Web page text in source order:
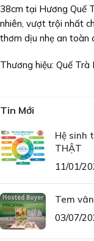
38cm tại Hương Quế
nhiên, vượt trội nhất
thơm dịu nhẹ an toàn
Thương hiệu: Quế Trà
Tin Mới
Hệ sinh
THẬT
11/01/
Tem
03/07/